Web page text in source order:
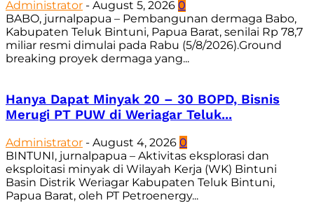
Administrator - August 5, 2026 0
BABO, jurnalpapua – Pembangunan dermaga Babo,
Kabupaten Teluk Bintuni, Papua Barat, senilai Rp 78,7
miliar resmi dimulai pada Rabu (5/8/2026).Ground
breaking proyek dermaga yang...
Hanya Dapat Minyak 20 – 30 BOPD, Bisnis
Merugi PT PUW di Weriagar Teluk...
Administrator - August 4, 2026 0
BINTUNI, jurnalpapua – Aktivitas eksplorasi dan
eksploitasi minyak di Wilayah Kerja (WK) Bintuni
Basin Distrik Weriagar Kabupaten Teluk Bintuni,
Papua Barat, oleh PT Petroenergy...